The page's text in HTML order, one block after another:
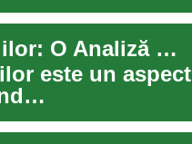
Pregătirea în Managementul Construcțiilor: O Analiză Completă
este un aspect